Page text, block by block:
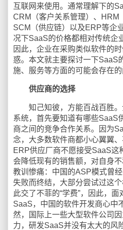
互联网来使用。通常理解下的
CRM（客户关系管理）、HRM
SCM（供应链）以及ERP等企
况下SaaS的价格都相对传统企
因此，企业在采购类似软件的
惑。本文就主要探讨一下SaaS
施、服务等方面的可能会存在的
供应商的选择
知己知彼，方能百战百胜。
系统，首先要知道有哪些SaaS
商之间的竞争合作关系。因为
念，大多数软件商都小心翼翼
ERP供应厂商不愿接受SaaS这
会降低现有的销售额，对自身
教训惨痛：中国的ASP模式曾
失败而终结，大部分尝试过这
此交了不菲的“学费”，因此，
SaaS，中国的软件开发商心中
然，国际上一些大型软件公司
力，研发SaaS并没有太大的风